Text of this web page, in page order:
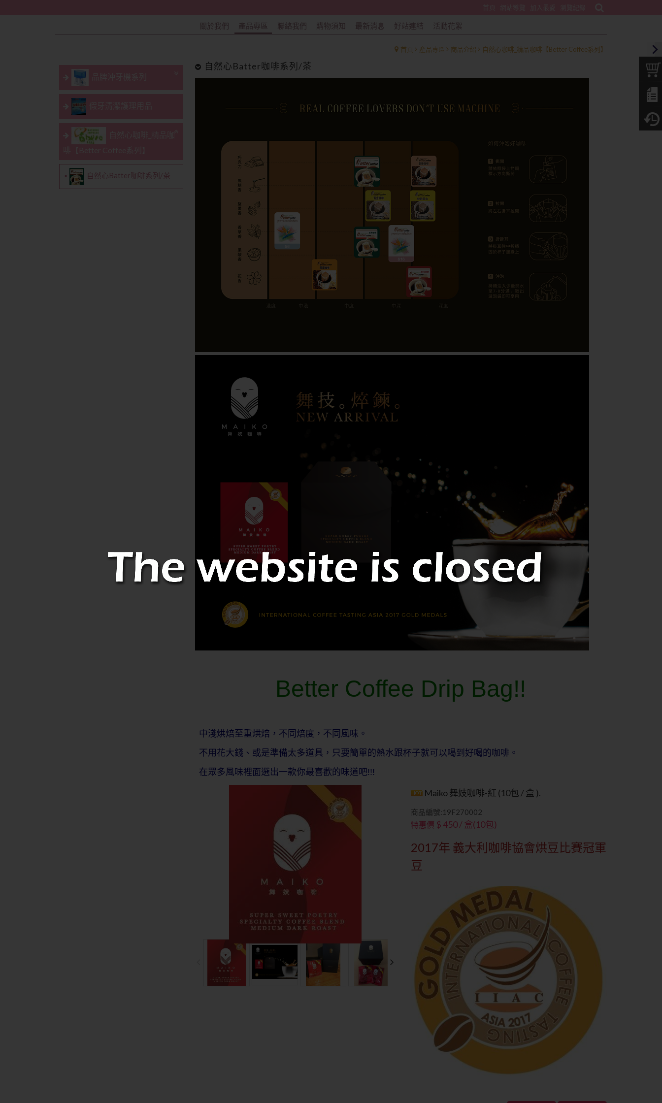
關於我們 產品專區 聯絡我們 購物須知 最新消息 好站連結 活動花絮
首頁 產品專區 商品介紹 自然心咖啡_精品咖啡【Better Coffee系列】
自然心Batter咖啡系列/茶
自然心Batter咖啡系列/茶
Better Coffee Drip Bag!!
中淺烘焙至重烘焙，不同焙度，不同風味。
不用花大錢、或是準備太多道具，只要簡單的熱水跟杯子就可以喝到好喝的咖啡。
在眾多風味裡面選出一款你最喜歡的味道吧!!!
Maiko 舞妓咖啡-紅 (10包 / 盒 ).
商品編號:19F270002
特惠價 $ 450 / 盒(10包)
2017年 義大利咖啡協會烘豆比賽冠軍
豆